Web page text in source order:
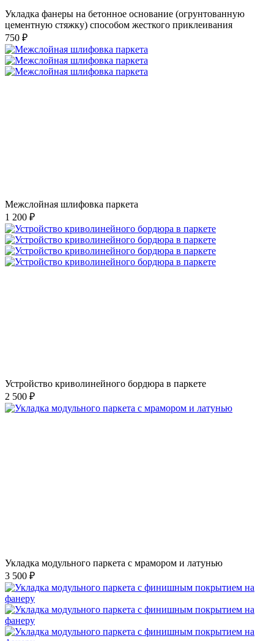
Укладка фанеры на бетонное основание (огрунтованную
цементную стяжку) способом жесткого приклеивания
750 ₽
Межслойная шлифовка паркета
1 200 ₽
Устройство криволинейного бордюра в паркете
2 500 ₽
Укладка модульного паркета с мрамором и латунью
3 500 ₽